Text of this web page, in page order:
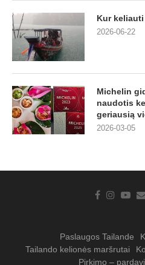
Kur
2026-06-22
Michelin
naudotis
geriausią
2026-03-05
Paslaugos Tailande
Tailando kelionės maršrutai
Pirkimo –